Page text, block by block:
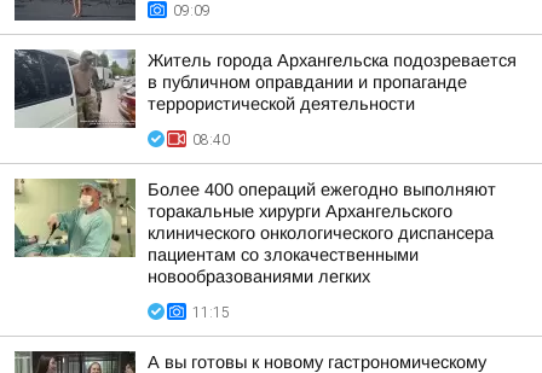
09:09
Житель города Архангельска подозревается
в публичном оправдании и пропаганде
террористической деятельности
08:40
Более 400 операций ежегодно выполняют
торакальные хирурги Архангельского
клинического онкологического диспансера
пациентам со злокачественными
новообразованиями легких
11:15
А вы готовы к новому гастрономическому